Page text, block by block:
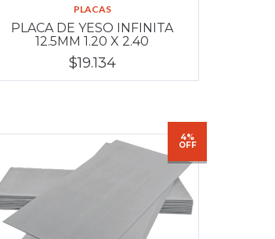
PLACAS
PLACA DE YESO INFINITA
12.5MM 1.20 X 2.40
$19.134
4%
OFF